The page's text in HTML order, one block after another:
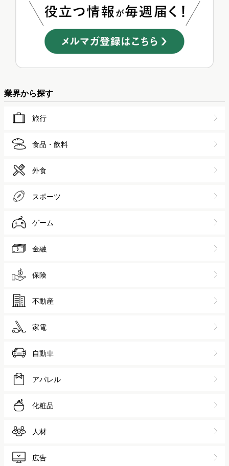
業界から探す
旅行
食品・飲料
外食
スポーツ
ゲーム
金融
保険
不動産
家電
自動車
アパレル
化粧品
人材
広告